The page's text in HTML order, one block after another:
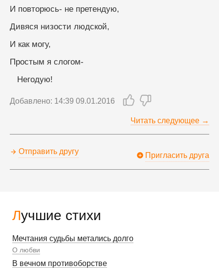
Лучшие стихи
Мечтания судьбы метались долго
О любви
В вечном противоборстве
И повторюсь- не претендую,
Дивяся низости людской,
И как могу,
Простым я слогом-
   Негодую!
Добавлено: 14:39 09.01.2016
Читать следующее →
Отправить другу Пригласить друга